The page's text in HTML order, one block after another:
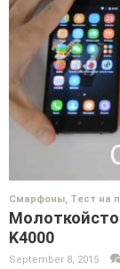
Смарфоны Тест на
K4000
September 8, 2015